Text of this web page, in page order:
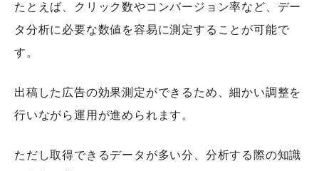
たとえば、クリック数やコンバージョン率など、デー
タ分析に必要な数値を容易に測定することが可能で
す。
出稿した広告の効果測定ができるため、細かい調整を
行いながら運用が進められます。
ただし取得できるデータが多い分、分析する際の知識